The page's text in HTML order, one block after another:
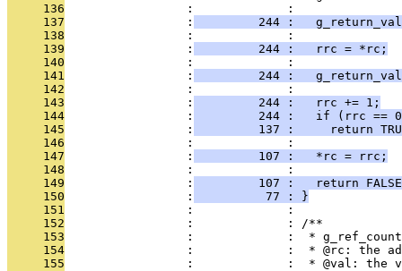
     136
                 :             :
     137
                 :
244 :
     138
                 :             :
     139
                 :
         244 :   rrc = *rc;
     140
                 :             :
     141
                 :
244 :
     142
                 :             :
     143
                 :
         244 :   rrc += 1;
     144
                 :
244 :   if (rrc ==
     145
                 :
137 :     return
     146
                 :             :
     147
                 :
         107 :   *rc = rrc;
     148
                 :             :
     149
                 :
107 :   return
     150
                 :
          77 : }
     151
                 :             :
     152
                 :             : /**
     153
:             :  *
     154
:             :  * @rc: the
     155
:             :  * @val: the